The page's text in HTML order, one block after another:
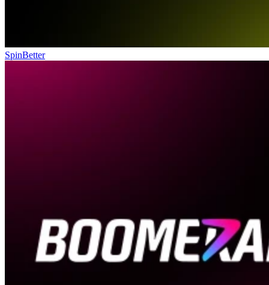
SpinBetter